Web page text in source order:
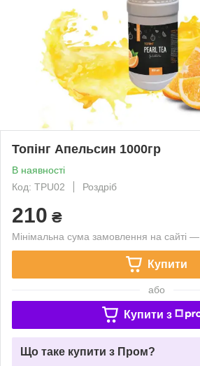
Топінг Апельсин 1000гр
В наявності
Код: TPU02
Роздріб
210 ₴
Мінімальна сума замовлення на сайті
Купити
або
Купити з
Що таке купити з Пром?